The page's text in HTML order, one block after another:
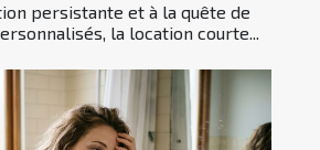
persistante et à la quête de
la location courte...